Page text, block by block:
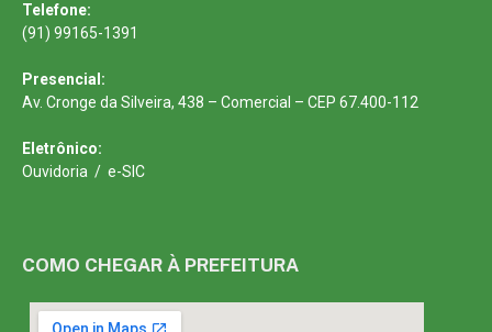
Telefone:
(91) 99165-1391
Presencial:
Av. Cronge da Silveira, 438 – Comercial – CEP 67.400-112
Eletrônico:
Ouvidoria / e-SIC
COMO CHEGAR À PREFEITURA